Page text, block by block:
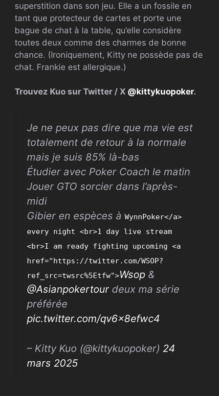
superstition dans son jeu. Elle a un fossile en
tant que protecteur de cartes et porte une
bague de chat à la table, qu’elle considère
toutes deux comme des charmes de bonne
chance. (Ironiquement, Kitty ne possède pas de
chat. Frankie est allergique.)
Trouvez Kuo sur Twitter / X @kittykuopoker.
Je ne peux pas dire que ma vie est
totalement de retour à la normale
mais je suis 85% là-bas
Étudier avec Poker Coach le matin
Jouer GTO sorcier dans l’après-
midi
Gibier en espèces à WynnPoker</a>
every night <br>1 day live stream
<br>I am ready fighting upcoming <a
href="https://twitter.com/WSOP?
ref_src=twsrc%5Etfw">Wsop &
@Asianpokertour deux ma série
préférée
pic.twitter.com/qv6x8efwc4
– Kitty Kuo (@kittykuopoker) 24
mars 2025